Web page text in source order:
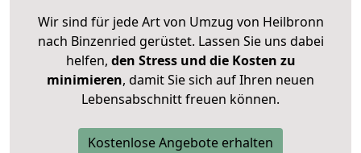
Wir sind für jede Art von Umzug von Heilbronn
nach Binzenried gerüstet. Lassen Sie uns dabei
helfen, den Stress und die Kosten zu
minimieren, damit Sie sich auf Ihren neuen
Lebensabschnitt freuen können.
Kostenlose Angebote erhalten